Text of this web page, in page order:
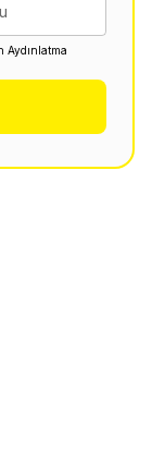
Aydınlatma